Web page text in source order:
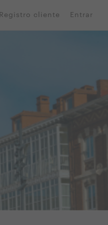
Registro cliente Entrar